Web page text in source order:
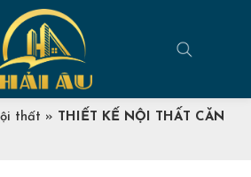
thất »
THIẾT KẾ NỘI THẤT CĂN